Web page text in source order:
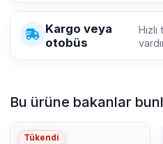
Kargo veya
otobüs
Bu ürüne bakanlar
Tükendi